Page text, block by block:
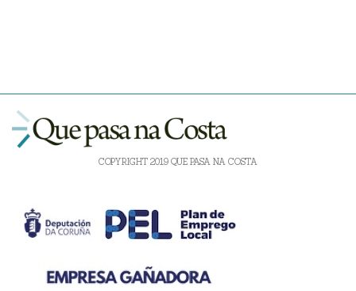
COPYRIGHT 2019 QUE PASA NA COSTA